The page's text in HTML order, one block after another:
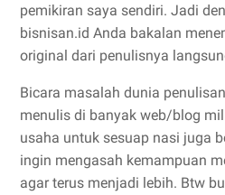
pemikiran saya sendiri. Jadi
bisnisan.id Anda bakalan
original dari penulisnya
Bicara masalah dunia
menulis di banyak web/blog
usaha untuk sesuap nasi juga
ingin mengasah kemampuan
agar terus menjadi lebih. Btw